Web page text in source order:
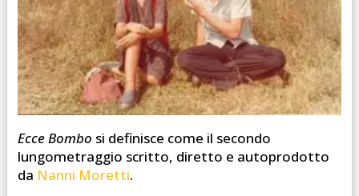
Ecce Bombo si definisce come il secondo
lungometraggio scritto, diretto e autoprodotto
da Nanni Moretti.